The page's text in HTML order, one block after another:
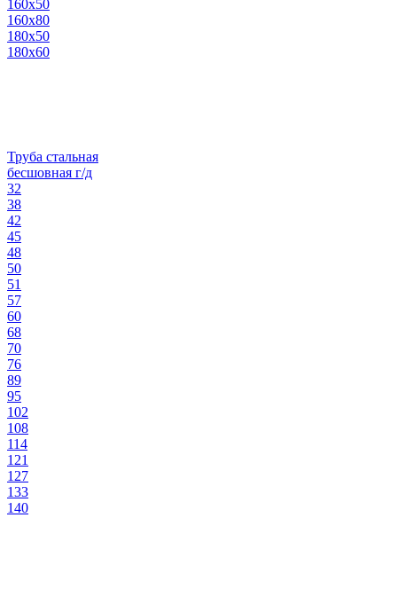
160х50
160х80
180х50
180х60
Труба стальная
бесшовная г/д
32
38
42
45
48
50
51
57
60
68
70
76
89
95
102
108
114
121
127
133
140